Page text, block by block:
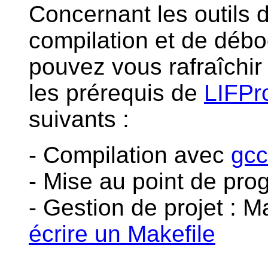
Concernant les outils
compilation et de
pouvez vous
les prérequis de
suivants :
- Compilation avec gcc
- Mise au point de
- Gestion de projet :
écrire un Makefile